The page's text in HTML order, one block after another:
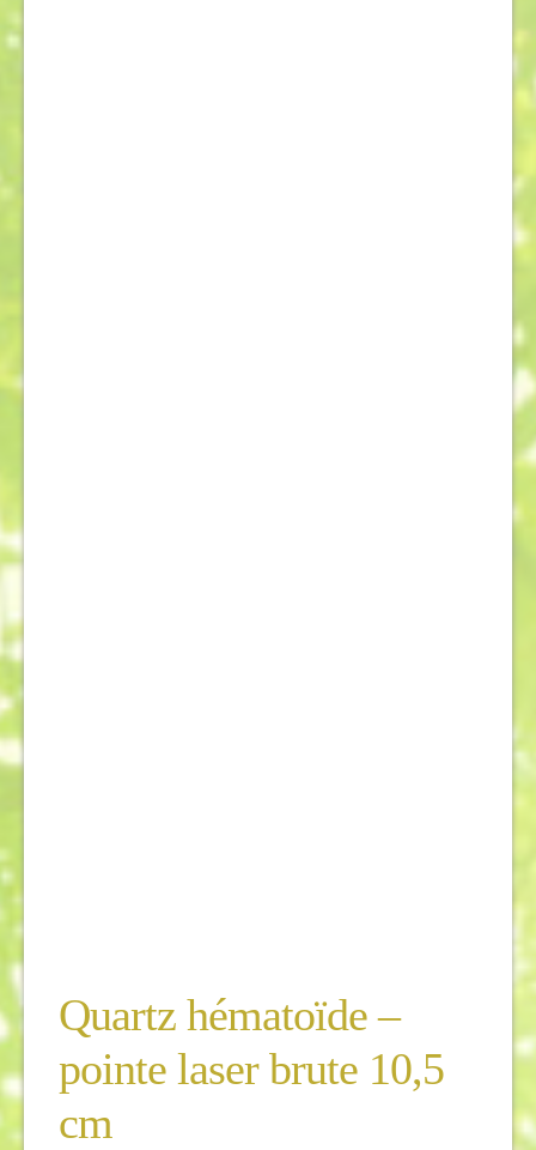
Quartz hématoïde –
pointe laser brute 10,5
cm